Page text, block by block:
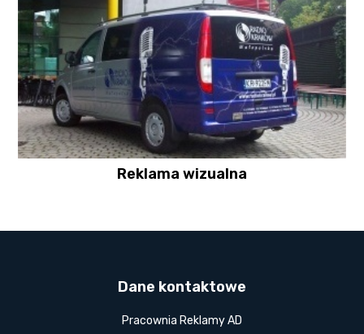
Reklama wizualna
Dane kontaktowe
Pracownia Reklamy AD